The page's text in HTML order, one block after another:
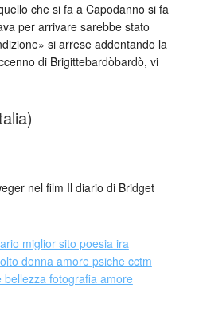
che si fa a Capodanno si fa
per arrivare sarebbe stato
si arrese addentando la
di Brigittebardòbardò, vi
nel film Il diario di Bridget